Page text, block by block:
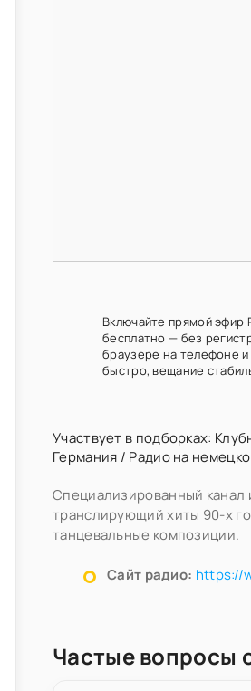
Включайте прямой эфир
бесплатно — без
браузере на телефоне
быстро, вещание
Участвует в подборках:
Германия / Радио на
Специализированный канал
транслирующий хиты 90-х
танцевальные композиции.
Сайт радио: https://
Частые вопросы